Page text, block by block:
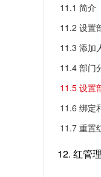
11.1 简介
11.2 设置
11.3 添加
11.4 部门
11.5 设置
11.6 绑定
11.7 重置
12. 红管